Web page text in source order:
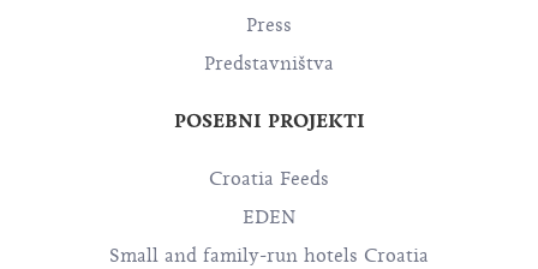
Press
Predstavništva
POSEBNI PROJEKTI
Croatia Feeds
EDEN
Small and family-run hotels Croatia